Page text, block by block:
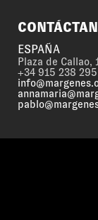
ESPAÑA
Plaza de Callao,
+34 915 238 295